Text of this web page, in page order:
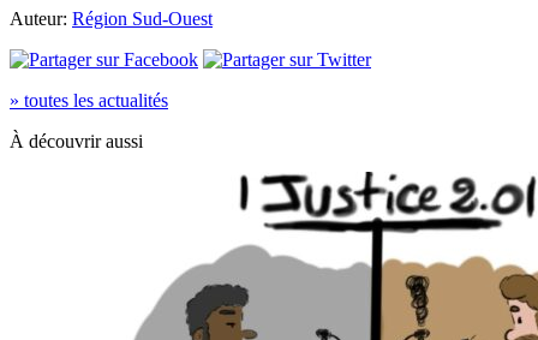
Auteur: Région Sud-Ouest
» toutes les actualités
À découvrir aussi